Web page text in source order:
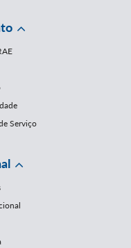
Serviço